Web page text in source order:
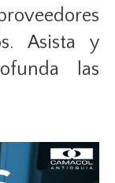
Asista y
las